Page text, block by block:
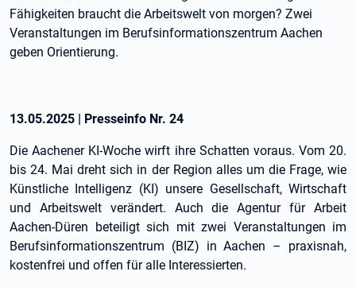
Fähigkeiten braucht die Arbeitswelt von morgen? Zwei
Veranstaltungen im Berufsinformationszentrum Aachen
geben Orientierung.
13.05.2025 | Presseinfo Nr. 24
Die Aachener KI-Woche wirft ihre Schatten voraus. Vom 20.
bis 24. Mai dreht sich in der Region alles um die Frage, wie
Künstliche Intelligenz (KI) unsere Gesellschaft, Wirtschaft
und Arbeitswelt verändert. Auch die Agentur für Arbeit
Aachen-Düren beteiligt sich mit zwei Veranstaltungen im
Berufsinformationszentrum (BIZ) in Aachen – praxisnah,
kostenfrei und offen für alle Interessierten.